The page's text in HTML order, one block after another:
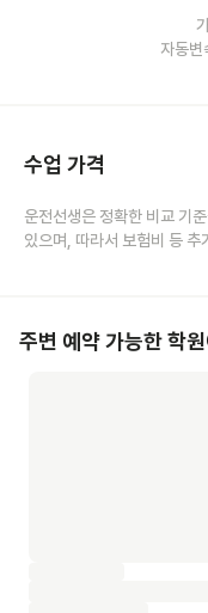
자동변
수업 가격
운전선생은 정확한 비교 기
있으며, 따라서 보험비 등 추
주변 예약 가능한 학